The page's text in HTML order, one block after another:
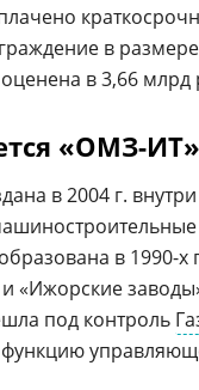
в
в 3,66 млрд
«ОМЗ-ИТ»
в 2004 г.
в 1990-х
и «Ижорские
под контроль
функцию